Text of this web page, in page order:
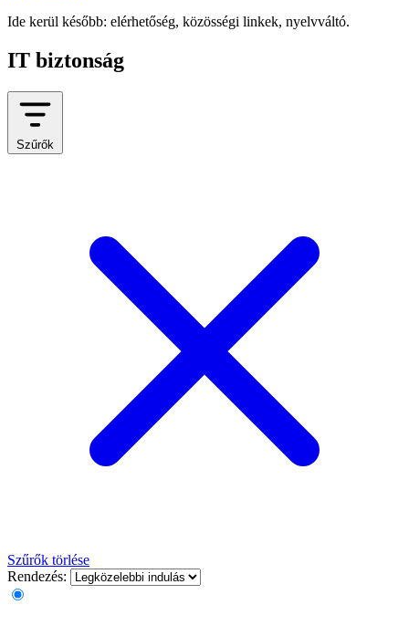
Ide kerül később: elérhetőség, közösségi linkek, nyelvváltó.
IT biztonság
Szűrők
Szűrők törlése
Rendezés: